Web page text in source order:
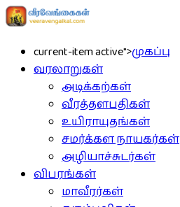
current-item active">முகப்பு
வரலாறுகள்
அடிக்கற்கள்
வீரத்தளபதிகள்
உயிராயுதங்கள்
சமர்க்கள நாயகர்கள்
அழியாச்சுடர்கள்
விபரங்கள்
மாவீரர்கள்